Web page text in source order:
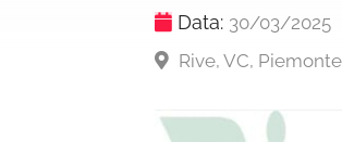
Data: 30/03/2025
Rive, VC, Piemonte